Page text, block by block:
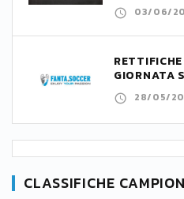
03/06/
GIORNATA
28/05/
CLASSIFICHE